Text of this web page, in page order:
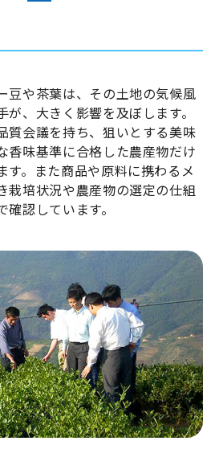
豆や茶葉は、その土地の気候風
、大きく影響を及ぼします。
質会議を持ち、狙いとする美味
香味基準に合格した農産物だけ
す。また商品や原料に携わるメ
栽培状況や農産物の選定の仕組
認しています。